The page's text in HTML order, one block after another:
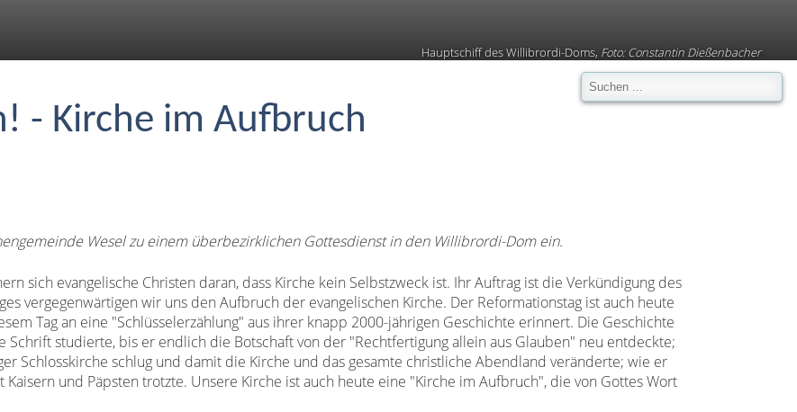
Hauptschiff des Willibrordi-Doms, Foto: Constantin Dießenbacher
- Kirche im Aufbruch
Wesel zu einem überbezirklichen Gottesdienst in den Willibrordi-Dom ein.
sich evangelische Christen daran, dass Kirche kein Selbstzweck ist. Ihr Auftrag ist die Verkündigung des
vergegenwärtigen wir uns den Aufbruch der evangelischen Kirche. Der Reformationstag ist auch heute
Tag an eine "Schlüsselerzählung" aus ihrer knapp 2000-jährigen Geschichte erinnert. Die Geschichte
Schrift studierte, bis er endlich die Botschaft von der "Rechtfertigung allein aus Glauben" neu entdeckte;
Schlosskirche schlug und damit die Kirche und das gesamte christliche Abendland veränderte; wie er
und Päpsten trotzte. Unsere Kirche ist auch heute eine "Kirche im Aufbruch", die von Gottes Wort